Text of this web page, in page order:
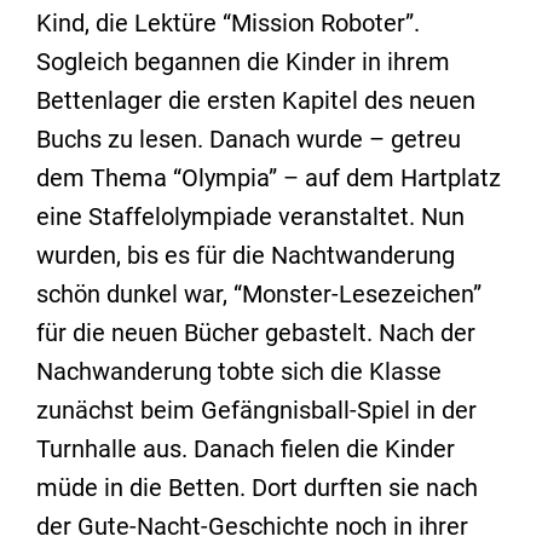
Kind, die Lektüre “Mission Roboter”.
Sogleich begannen die Kinder in ihrem
Bettenlager die ersten Kapitel des neuen
Buchs zu lesen. Danach wurde – getreu
dem Thema “Olympia” – auf dem Hartplatz
eine Staffelolympiade veranstaltet. Nun
wurden, bis es für die Nachtwanderung
schön dunkel war, “Monster-Lesezeichen”
für die neuen Bücher gebastelt. Nach der
Nachwanderung tobte sich die Klasse
zunächst beim Gefängnisball-Spiel in der
Turnhalle aus. Danach fielen die Kinder
müde in die Betten. Dort durften sie nach
der Gute-Nacht-Geschichte noch in ihrer